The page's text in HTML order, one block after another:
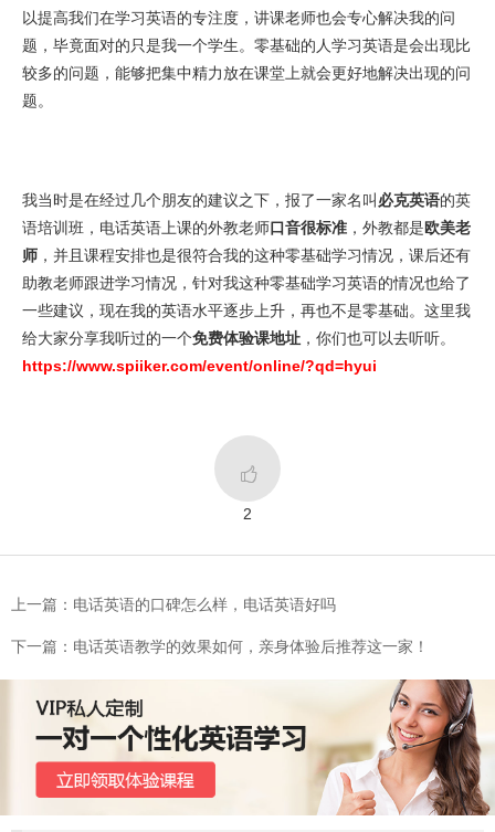
以提高我们在学习英语的专注度，讲课老师也会专心解决我的问
题，毕竟面对的只是我一个学生。零基础的人学习英语是会出现比
较多的问题，能够把集中精力放在课堂上就会更好地解决出现的问
题。
我当时是在经过几个朋友的建议之下，报了一家名叫 必克英语的英
语培训班，电话英语上课的外教老师口音很标准 ，外教都是欧美老
师 ，并且课程安排也是很符合我的这种零基础学习情况，课后还有
助教老师跟进学习情况，针对我这种零基础学习英语的情况也给了
一些建议，现在我的英语水平逐步上升，再也不是零基础。这里我
给大家分享我听过的一个免费体验课地址 ，你们也可以去听听。
https://www.spiiker.com/event/online/?qd=hyui

2
上一篇：电话英语的口碑怎么样，电话英语好吗
下一篇：电话英语教学的效果如何，亲身体验后推荐这一家！